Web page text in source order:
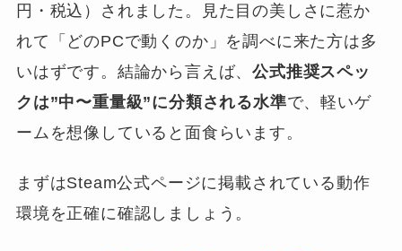
円・税込）されました。見た目の美しさに惹か
れて「どのPCで動くのか」を調べに来た方は多
いはずです。結論から言えば、公式推奨スペッ
クは”中〜重量級”に分類される水準で、軽いゲ
ームを想像していると面食らいます。
まずはSteam公式ページに掲載されている動作
環境を正確に確認しましょう。